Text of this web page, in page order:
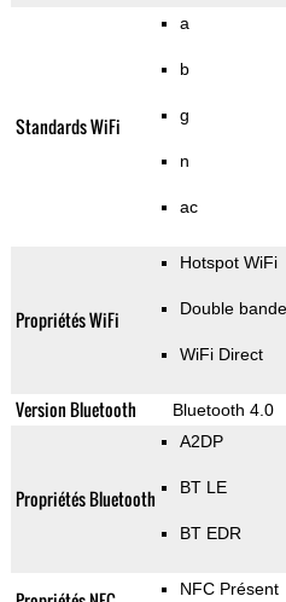
Standards WiFi
a
b
g
n
ac
Propriétés WiFi
Hotspot WiFi
Double bande
WiFi Direct
Version Bluetooth Bluetooth 4.0
Propriétés Bluetooth
A2DP
BT LE
BT EDR
NFC Présent